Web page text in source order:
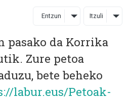
Entzun Itzuli
pasako da Korrika
Zure petoa
bete beheko
labur.eus/Petoak-